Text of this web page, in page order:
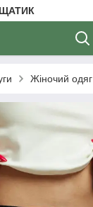
Жіночий одяг